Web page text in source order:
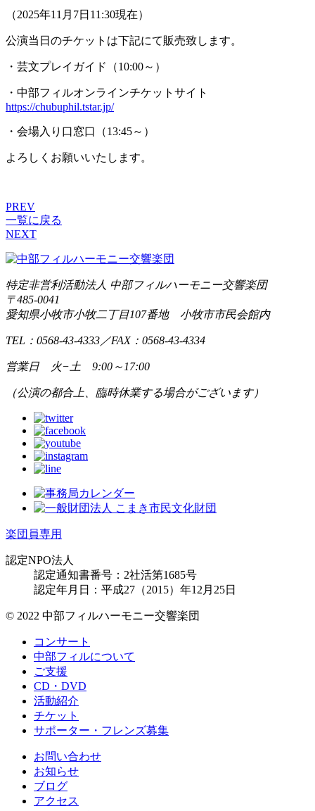
（2025年11月7日11:30現在）
公演当日のチケットは下記にて販売致します。
・芸文プレイガイド（10:00～）
・中部フィルオンラインチケットサイト
https://chubuphil.tstar.jp/
・会場入り口窓口（13:45～）
よろしくお願いいたします。
PREV
一覧に戻る
NEXT
特定非営利活動法人 中部フィルハーモニー交響楽団
〒485-0041
愛知県小牧市小牧二丁目107番地 小牧市市民会館内
TEL：0568-43-4333／FAX：0568-43-4334
営業日 火−土 9:00～17:00
（公演の都合上、臨時休業する場合がございます）
楽団員専用
認定NPO法人
認定通知書番号：2社活第1685号
認定年月日：平成27（2015）年12月25日
© 2022 中部フィルハーモニー交響楽団
コンサート
中部フィルについて
ご支援
CD・DVD
活動紹介
チケット
サポーター・フレンズ募集
お問い合わせ
お知らせ
ブログ
アクセス